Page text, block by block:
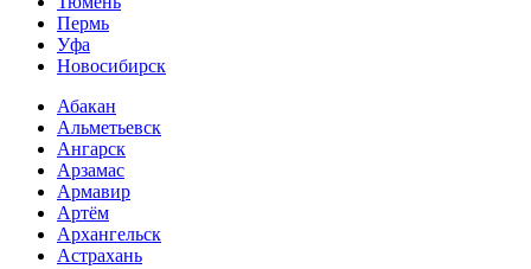
Пермь
Уфа
Новосибирск
Абакан
Альметьевск
Ангарск
Арзамас
Армавир
Артём
Архангельск
Астрахань